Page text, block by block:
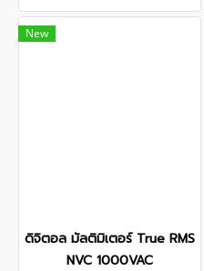
New
ดิจิตอล มัลติมิเตอร์ True RMS
NVC 1000VAC